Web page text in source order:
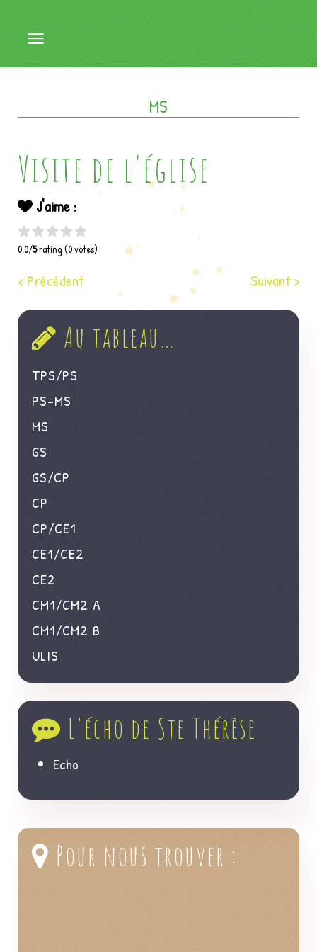
MS
Visite de l'église
J'aime :
0.0/5rating (0 votes)
< Précédent Suivant >
Au tableau…
TPS/PS
PS-MS
MS
GS
GS/CP
CP
CP/CE1
CE1/CE2
CE2
CM1/CM2 A
CM1/CM2 B
ULIS
L'écho de Ste Thérèse
Echo
Pour nous trouver :